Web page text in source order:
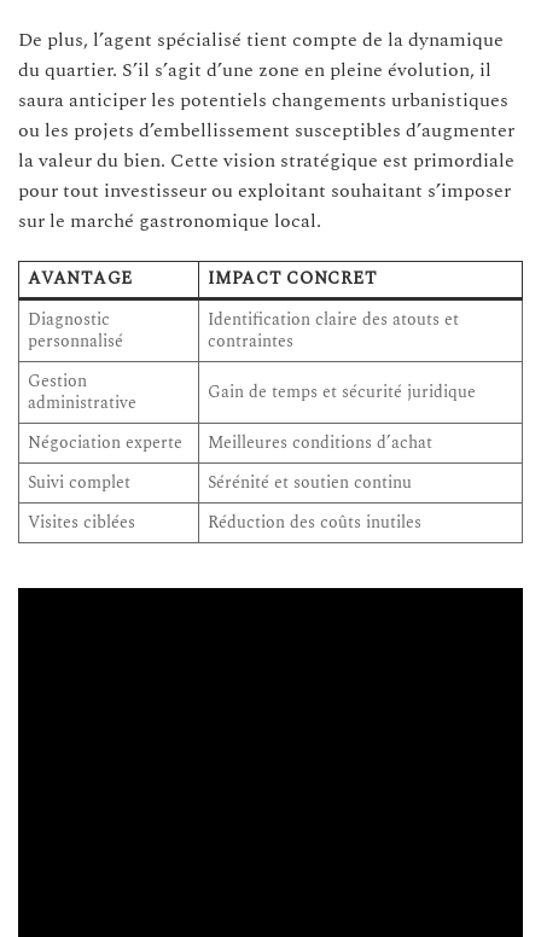
De plus, l’agent spécialisé tient compte de la dynamique
du quartier. S’il s’agit d’une zone en pleine évolution, il
saura anticiper les potentiels changements urbanistiques
ou les projets d’embellissement susceptibles d’augmenter
la valeur du bien. Cette vision stratégique est primordiale
pour tout investisseur ou exploitant souhaitant s’imposer
sur le marché gastronomique local.
AVANTAGE
IMPACT CONCRET
Diagnostic
personnalisé
Identification claire des atouts et
contraintes
Gestion
administrative
Gain de temps et sécurité juridique
Négociation experte
Meilleures conditions d’achat
Suivi complet
Sérénité et soutien continu
Visites ciblées
Réduction des coûts inutiles